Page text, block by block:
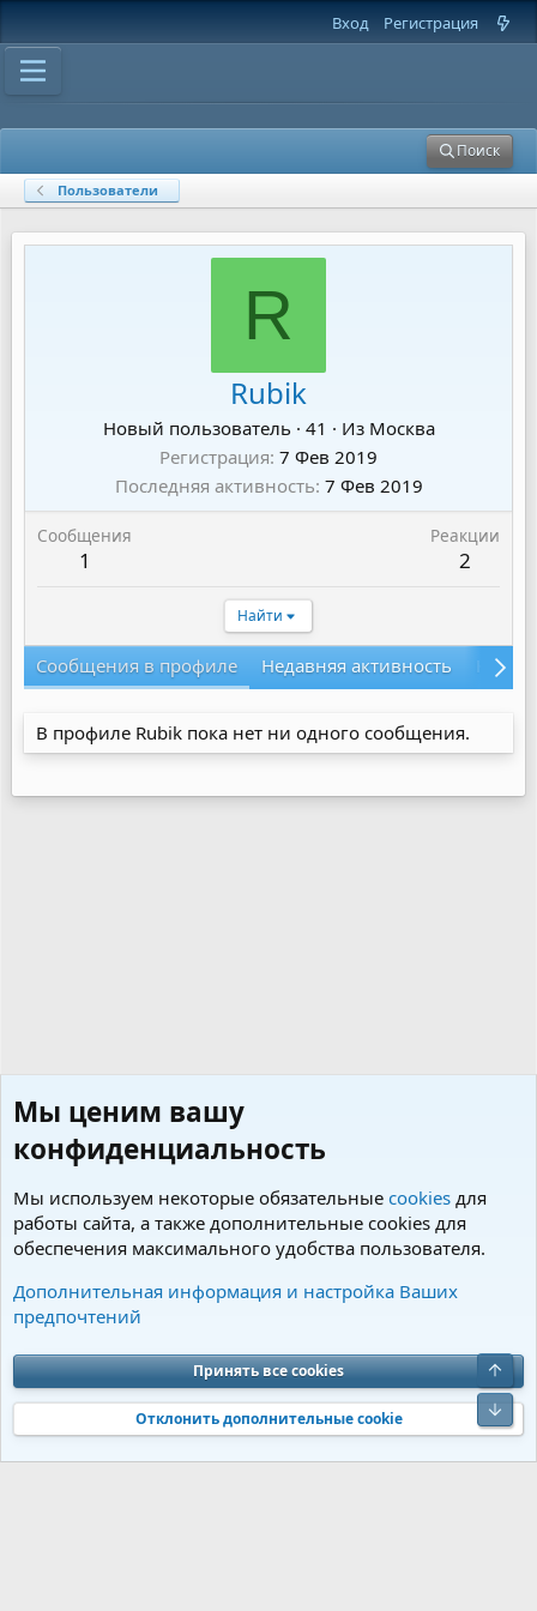
Вход Регистрация
Поиск
Пользователи
R
Rubik
Новый пользователь · 41 · Из Москва
Регистрация 7 Фев 2019
Последняя активность 7 Фев 2019
Сообщения
1
Реакции
2
Найти
Сообщения в профиле Недавняя активность
В профиле Rubik пока нет ни одного сообщения.
Пользователи
Cookies Charm by DCom
Обратная связь
Условия и правила
Политика конфиденциальности
Помощь
S
S
Community platform by XenForo® © 2010-2026 XenForo Ltd. Перевод от
Jumuro®|Media embeds via s9e/MediaSites
Мы ценим вашу
конфиденциальность
Мы используем некоторые обязательные cookies для
работы сайта, а также дополнительные cookies для
обеспечения максимального удобства пользователя.
Дополнительная информация и настройка Ваших
предпочтений
Принять все cookies
Отклонить дополнительные cookie
Верх
Низ